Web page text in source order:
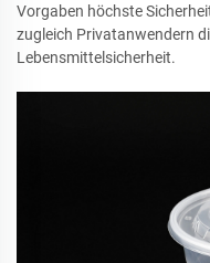
Vorgaben höchste
zugleich Privatanwendern
Lebensmittelsicherheit.